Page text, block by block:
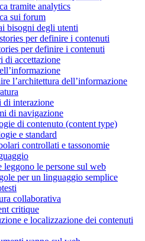
tramite analytics
sui forum
bisogni degli utenti
per definire i contenuti
per definire i contenuti
di accettazione
l’architettura dell’informazione
di interazione
di navigazione
di contenuto (content type)
e standard
controllati e tassonomie
leggono le persone sul web
per un linguaggio semplice
collaborativa
critique
e localizzazione dei contenuti